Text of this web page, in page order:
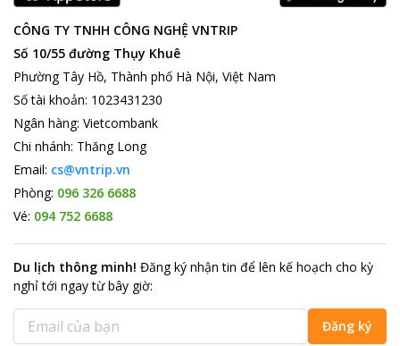
CÔNG TY TNHH CÔNG NGHỆ VNTRIP
Số 10/55 đường Thụy Khuê
Phường Tây Hồ, Thành phố Hà Nội, Việt Nam
Số tài khoản: 1023431230
Ngân hàng: Vietcombank
Chi nhánh: Thăng Long
Email: cs@vntrip.vn
Phòng: 096 326 6688
Vé: 094 752 6688
Du lịch thông minh! Đăng ký nhận tin để lên kế hoạch cho kỳ
nghỉ tới ngay từ bây giờ:
Đăng ký